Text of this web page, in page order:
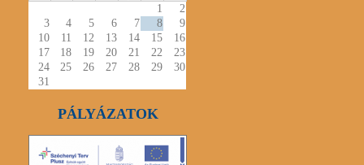
1
2
3
4 5 6 7 8
9
10
11 12 13 14 15
16
17
18 19 20 21 22
23
24
25 26 27 28 29
30
31
PÁLYÁZATOK